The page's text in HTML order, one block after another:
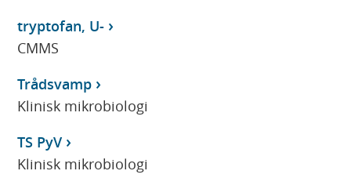
tryptofan, U-
CMMS
Trådsvamp
Klinisk mikrobiologi
TS PyV
Klinisk mikrobiologi